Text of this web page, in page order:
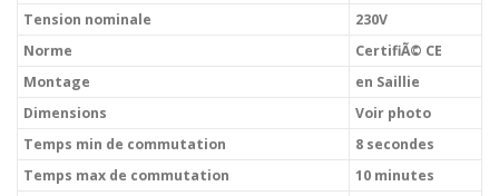
Tension nominale
230V
Norme
CertifiÃ© CE
Montage
en Saillie
Dimensions
Voir photo
Temps min de commutation
8 secondes
Temps max de commutation
10 minutes